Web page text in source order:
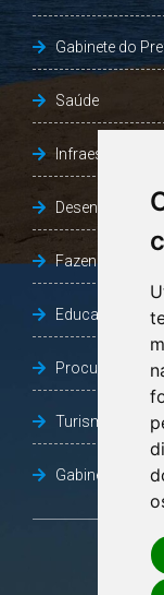
Gabinete do
Saúde
Infraestrutura,
Fazenda e
Educação
Procuradoria
Turismo,
Gabinete Vice-